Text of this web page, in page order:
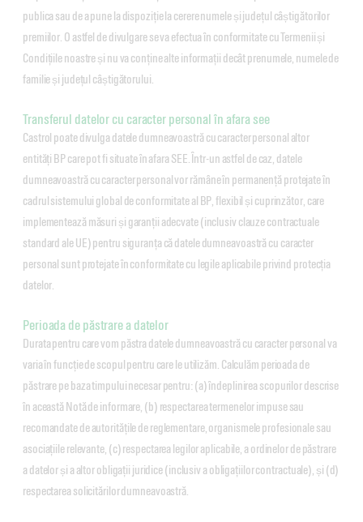
publica sau de a pune la dispoziție la cerere numele și județul câștigătorilor
premiilor. O astfel de divulgare se va efectua în conformitate cu Termenii și
Condițiile noastre și nu va conține alte informații decât prenumele, numele de
familie și județul câștigătorului.
Transferul datelor cu caracter personal în afara see
Castrol poate divulga datele dumneavoastră cu caracter personal altor
entități BP care pot fi situate în afara SEE. Într-un astfel de caz, datele
dumneavoastră cu caracter personal vor rămâne în permanență protejate în
cadrul sistemului global de conformitate al BP, flexibil și cuprinzător, care
implementează măsuri și garanții adecvate (inclusiv clauze contractuale
standard ale UE) pentru siguranța că datele dumneavoastră cu caracter
personal sunt protejate în conformitate cu legile aplicabile privind protecția
datelor.
Perioada de păstrare a datelor
Durata pentru care vom păstra datele dumneavoastră cu caracter personal va
varia în funcție de scopul pentru care le utilizăm. Calculăm perioada de
păstrare pe baza timpului necesar pentru: (a) îndeplinirea scopurilor descrise
în această Notă de informare, (b) respectarea termenelor impuse sau
recomandate de autoritățile de reglementare, organismele profesionale sau
asociațiile relevante, (c) respectarea legilor aplicabile, a ordinelor de păstrare
a datelor și a altor obligații juridice (inclusiv a obligațiilor contractuale), și (d)
respectarea solicitărilor dumneavoastră.